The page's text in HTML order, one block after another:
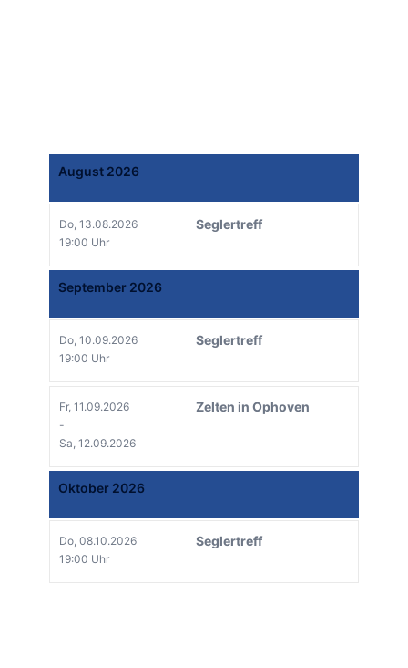
August 2026
Do, 13.08.2026
19:00 Uhr
Seglertreff
September 2026
Do, 10.09.2026
19:00 Uhr
Seglertreff
Fr, 11.09.2026
-
Sa, 12.09.2026
Zelten in Ophoven
Oktober 2026
Do, 08.10.2026
19:00 Uhr
Seglertreff